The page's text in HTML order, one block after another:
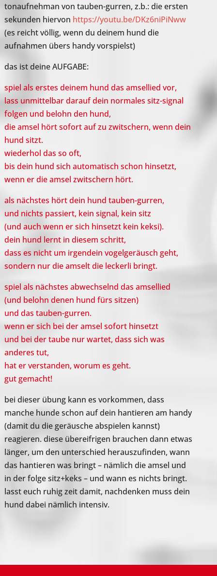
tonaufnehman von tauben-gurren, z.b.: die ersten
sekunden hiervon https://youtu.be/DKz6niPiNww
(es reicht völlig, wenn du deinem hund die
aufnahmen übers handy vorspielst)
das ist deine AUFGABE:
spiel als erstes deinem hund das amsellied vor,
lass unmittelbar darauf dein normales sitz-signal
folgen und belohn den hund,
die amsel hört sofort auf zu zwitschern, wenn dein
hund sitzt.
wiederhol das so oft,
bis dein hund sich automatisch schon hinsetzt,
wenn er die amsel zwitschern hört.
als nächstes hört dein hund tauben-gurren,
und nichts passiert, kein signal, kein sitz
(und auch wenn er sich hinsetzt kein keksi).
dein hund lernt in diesem schritt,
dass es nicht um irgendein vogelgeräusch geht,
sondern nur die amselt die leckerli bringt.
spiel als nächstes abwechselnd das amsellied
(und belohn denen hund fürs sitzen)
und das tauben-gurren.
wenn er sich bei der amsel sofort hinsetzt
und bei der taube nur wartet, dass sich was
anderes tut,
hat er verstanden, worum es geht.
gut gemacht!
bei dieser übung kann es vorkommen, dass
manche hunde schon auf dein hantieren am handy
(damit du die geräusche abspielen kannst)
reagieren. diese übereifrigen brauchen dann etwas
länger, um den unterschied herauszufinden, wann
das hantieren was bringt – nämlich die amsel und
in der folge sitz+keks – und wann es nichts bringt.
lasst euch ruhig zeit damit, nachdenken muss dein
hund dabei nämlich intensiv.